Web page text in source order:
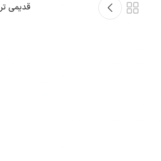
قدیمی تر